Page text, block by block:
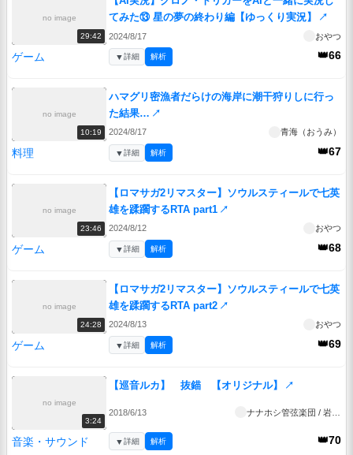
no image
29:42
てみた⑬ 星の夢の終わり編【ゆっくり実況】
↗
2024/8/17 おやつ
ゲーム 👑66
▼詳細 解析
no image
10:19
ハマグリ密漁者だらけの海岸に潮干狩りしに行っ
た結果… ↗
2024/8/17 青海（おうみ）
料理 👑67
▼詳細 解析
no image
23:46
【ロマサガ2リマスター】ソウルスティールで七英
雄を蹂躙するRTA part1 ↗
2024/8/12 おやつ
ゲーム 👑68
▼詳細 解析
no image
24:28
【ロマサガ2リマスター】ソウルスティールで七英
雄を蹂躙するRTA part2 ↗
2024/8/13 おやつ
ゲーム 👑69
▼詳細 解析
no image
3:24
【巡音ルカ】 抜錨 【オリジナル】 ↗
2018/6/13
音楽・サウンド 👑70
▼詳細 解析